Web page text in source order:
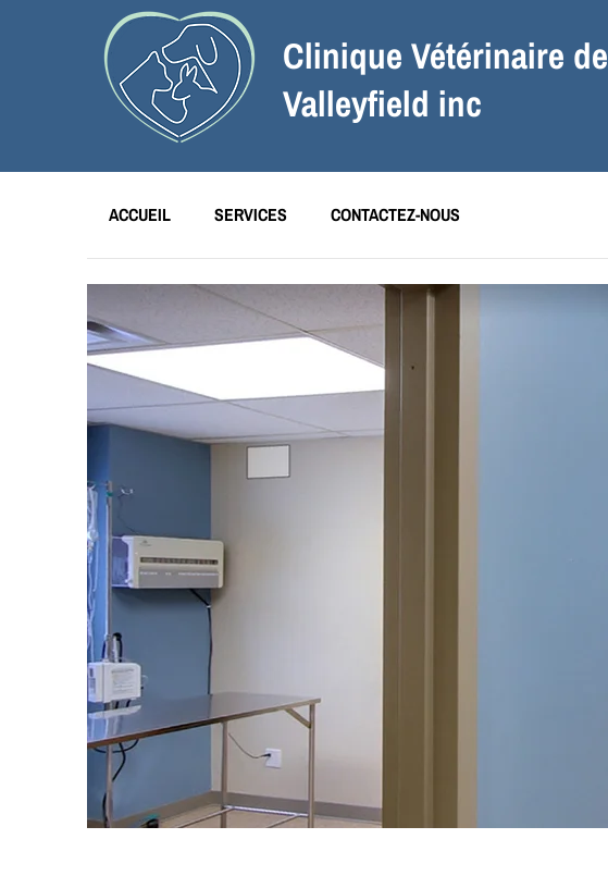
Clinique Vétérinaire de
Valleyfield inc
ACCUEIL SERVICES CONTACTEZ-NOUS